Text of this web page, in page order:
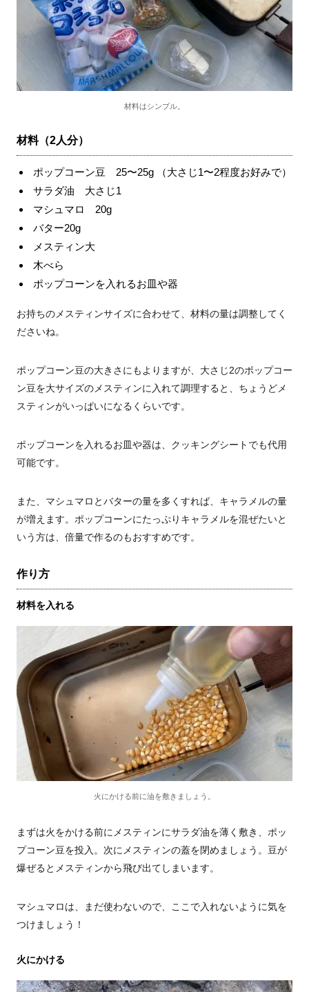
材料はシンプル。
材料（2人分）
ポップコーン豆 25〜25g （大さじ1〜2程度お好みで）
サラダ油 大さじ1
マシュマロ 20g
バター20g
メスティン大
木べら
ポップコーンを入れるお皿や器
お持ちのメスティンサイズに合わせて、材料の量は調整してく
ださいね。
ポップコーン豆の大きさにもよりますが、大さじ2のポップコー
ン豆を大サイズのメスティンに入れて調理すると、ちょうどメ
スティンがいっぱいになるくらいです。
ポップコーンを入れるお皿や器は、クッキングシートでも代用
可能です。
また、マシュマロとバターの量を多くすれば、キャラメルの量
が増えます。ポップコーンにたっぷりキャラメルを混ぜたいと
いう方は、倍量で作るのもおすすめです。
作り方
材料を入れる
火にかける前に油を敷きましょう。
まずは火をかける前にメスティンにサラダ油を薄く敷き、ポッ
プコーン豆を投入。次にメスティンの蓋を閉めましょう。豆が
爆ぜるとメスティンから飛び出てしまいます。
マシュマロは、まだ使わないので、ここで入れないように気を
つけましょう！
火にかける